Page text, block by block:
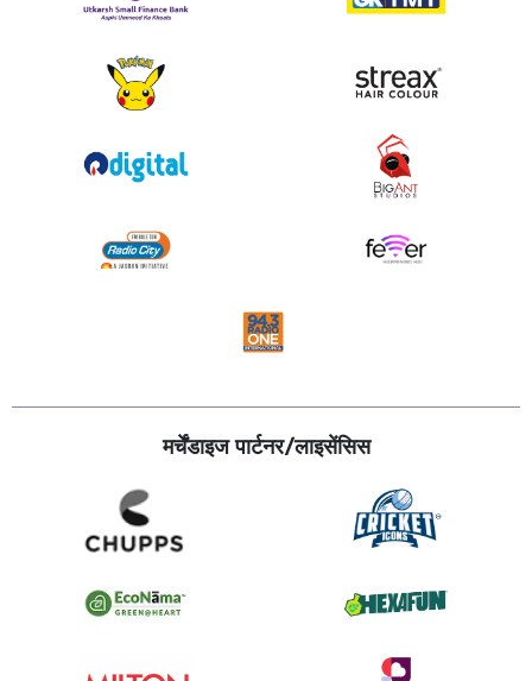
मर्चेंडाइज पार्टनर/लाइसेंसिस